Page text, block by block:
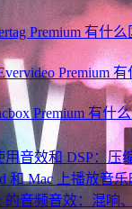
Premium 有什
Premium
Premium 有什
用音效和 DSP：压
和 Mac 上播放音
的音频音效：混